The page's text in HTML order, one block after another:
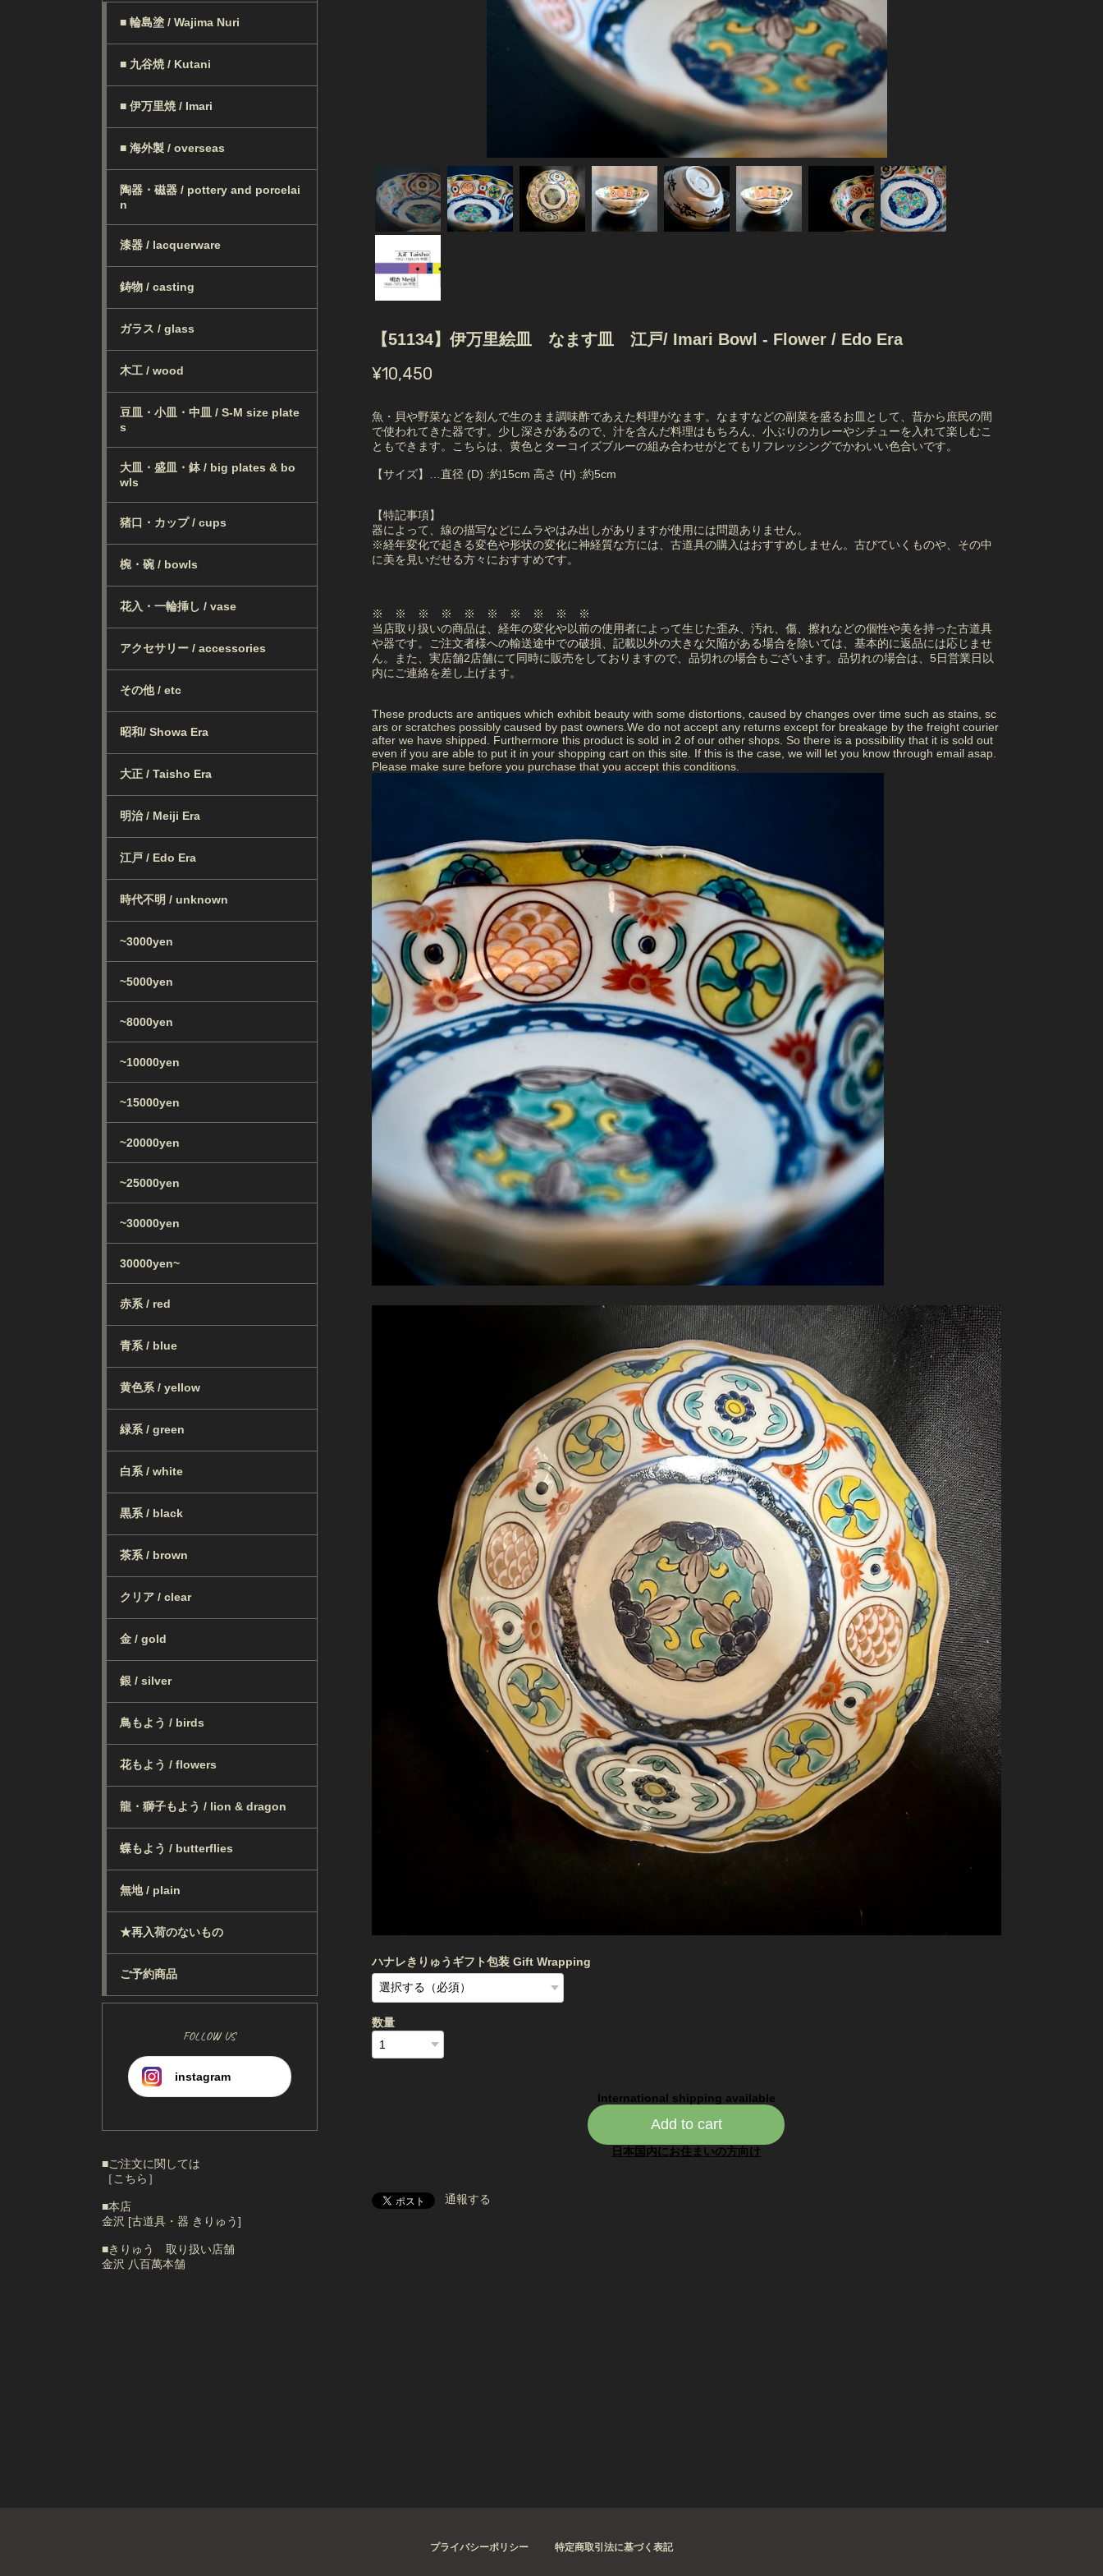
■ 輪島塗 / Wajima Nuri
■ 九谷焼 / Kutani
■ 伊万里焼 / Imari
■ 海外製 / overseas
陶器・磁器 / pottery and porcelai
n
漆器 / lacquerware
鋳物 / casting
ガラス / glass
木工 / wood
豆皿・小皿・中皿 / S-M size plate
s
大皿・盛皿・鉢 / big plates & bo
wls
猪口・カップ / cups
椀・碗 / bowls
花入・一輪挿し / vase
アクセサリー / accessories
その他 / etc
昭和/ Showa Era
大正 / Taisho Era
明治 / Meiji Era
江戸 / Edo Era
時代不明 / unknown
~3000yen
~5000yen
~8000yen
~10000yen
~15000yen
~20000yen
~25000yen
~30000yen
30000yen~
赤系 / red
青系 / blue
黄色系 / yellow
緑系 / green
白系 / white
黒系 / black
茶系 / brown
クリア / clear
金 / gold
銀 / silver
鳥もよう / birds
花もよう / flowers
龍・獅子もよう / lion & dragon
蝶もよう / butterflies
無地 / plain
★再入荷のないもの
ご予約商品
FOLLOW US
instagram
■ご注文に関しては
［こちら］
■本店
金沢 [古道具・器 きりゅう]
■きりゅう 取り扱い店舗
金沢 八百萬本舗
【51134】伊万里絵皿 なます皿 江戸/ Imari Bowl - Flower / Edo Era
¥10,450
魚・貝や野菜などを刻んで生のまま調味酢であえた料理がなます。なますなどの副菜を盛るお皿として、昔から庶民の間
で使われてきた器です。少し深さがあるので、汁を含んだ料理はもちろん、小ぶりのカレーやシチューを入れて楽しむこ
ともできます。こちらは、黄色とターコイズブルーの組み合わせがとてもリフレッシングでかわいい色合いです。
【サイズ】…直径 (D) :約15cm 高さ (H) :約5cm
【特記事項】
器によって、線の描写などにムラやはみ出しがありますが使用には問題ありません。
※経年変化で起きる変色や形状の変化に神経質な方には、古道具の購入はおすすめしません。古びていくものや、その中
に美を見いだせる方々におすすめです。
※ ※ ※ ※ ※ ※ ※ ※ ※ ※
当店取り扱いの商品は、経年の変化や以前の使用者によって生じた歪み、汚れ、傷、擦れなどの個性や美を持った古道具
や器です。ご注文者様への輸送途中での破損、記載以外の大きな欠陥がある場合を除いては、基本的に返品には応じませ
ん。また、実店舗2店舗にて同時に販売をしておりますので、品切れの場合もございます。品切れの場合は、5日営業日以
内にご連絡を差し上げます。
These products are antiques which exhibit beauty with some distortions, caused by changes over time such as stains, sc
ars or scratches possibly caused by past owners.We do not accept any returns except for breakage by the freight courier
after we have shipped. Furthermore this product is sold in 2 of our other shops. So there is a possibility that it is sold out
even if you are able to put it in your shopping cart on this site. If this is the case, we will let you know through email asap.
Please make sure before you purchase that you accept this conditions.
ハナレきりゅうギフト包装 Gift Wrapping
数量
International shipping available
Add to cart
日本国内にお住まいの方向け
通報する
プライバシーポリシー 特定商取引法に基づく表記